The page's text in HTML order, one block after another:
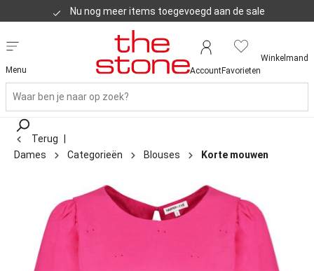
Nu nog meer items toegevoegd aan de sale
Klanten geven ons een 8,8
Menu AccountFavorieten
Winkelmand
Terug
Dames
Categorieën Blouses Korte mouwen